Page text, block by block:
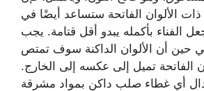
الألوان الفاتحة ستساعد أيضًا في
الفناء بأكمله يبدو أقل قتامة. يجب
حين أن الألوان الداكنة سوف تمتص
الفاتحة تميل إلى عكسه إلى الخارج.
أي غطاء صلب داكن بمواد مشرقة